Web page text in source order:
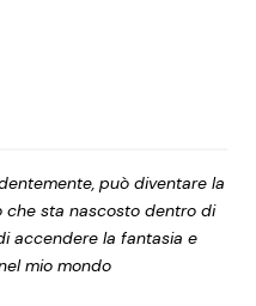
può diventare la
che sta nascosto dentro di
accendere la fantasia e
mio mondo